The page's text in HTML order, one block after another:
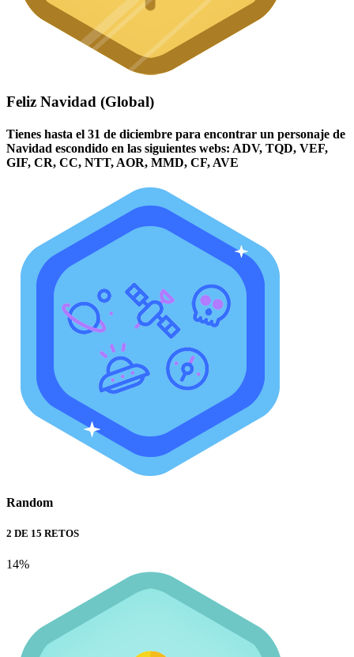
Feliz Navidad (Global)
Tienes hasta el 31 de diciembre para encontrar un personaje de
Navidad escondido en las siguientes webs: ADV, TQD, VEF,
GIF, CR, CC, NTT, AOR, MMD, CF, AVE
Random
2 DE 15 RETOS
14%